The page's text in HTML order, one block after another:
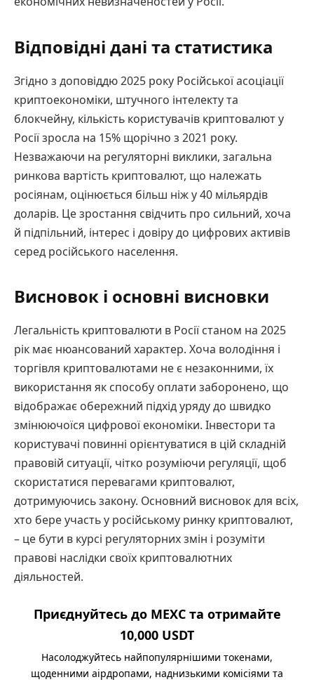
Відповідні дані та статистика
Згідно з доповіддю 2025 року Російської асоціації
криптоекономіки, штучного інтелекту та
блокчейну, кількість користувачів криптовалют у
Росії зросла на 15% щорічно з 2021 року.
Незважаючи на регуляторні виклики, загальна
ринкова вартість криптовалют, що належать
росіянам, оцінюється більш ніж у 40 мільярдів
доларів. Це зростання свідчить про сильний, хоча
й підпільний, інтерес і довіру до цифрових активів
серед російського населення.
Висновок і основні висновки
Легальність криптовалюти в Росії станом на 2025
рік має нюансований характер. Хоча володіння і
торгівля криптовалютами не є незаконними, їх
використання як способу оплати заборонено, що
відображає обережний підхід уряду до швидко
змінюючоїся цифрової економіки. Інвестори та
користувачі повинні орієнтуватися в цій складній
правовій ситуації, чітко розуміючи регуляції, щоб
скористатися перевагами криптовалют,
дотримуючись закону. Основний висновок для всіх,
хто бере участь у російському ринку криптовалют,
– це бути в курсі регуляторних змін і розуміти
правові наслідки своїх криптовалютних
діяльностей.
Приєднуйтесь до MEXC та отримайте
10,000 USDT
Насолоджуйтесь найпопулярнішими токенами,
щоденними аірдропами, наднизькими комісіями та